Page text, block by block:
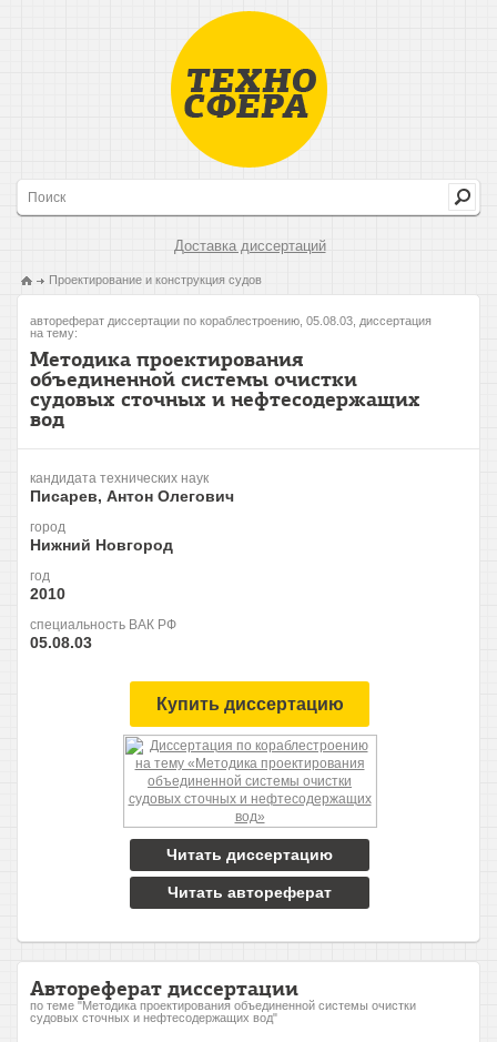
Доставка диссертаций
Проектирование и конструкция судов
автореферат диссертации по кораблестроению, 05.08.03, диссертация
на тему:
Методика проектирования
объединенной системы очистки
судовых сточных и нефтесодержащих
вод
кандидата технических наук
Писарев, Антон Олегович
город
Нижний Новгород
год
2010
специальность ВАК РФ
05.08.03
Купить диссертацию
Читать диссертацию
Читать автореферат
Автореферат диссертации
по теме "Методика проектирования объединенной системы очистки
судовых сточных и нефтесодержащих вод"